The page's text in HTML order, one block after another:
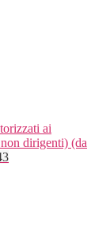
ai
dirigenti) (da